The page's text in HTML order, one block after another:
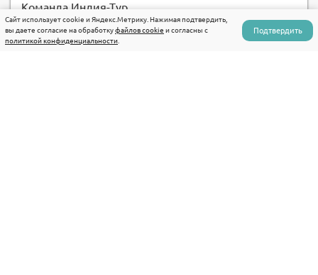
Команда Индия-Тур
Сайт использует cookie и Яндекс.Метрику. Нажимая подтвердить,
вы даете согласие на обработкуфайлов cookie и согласны с
политикой конфиденциальности
Подтвердить